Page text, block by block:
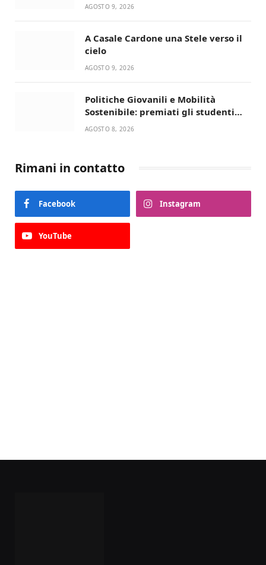
AGOSTO 9, 2026
A Casale Cardone una Stele verso il
cielo
AGOSTO 9, 2026
Politiche Giovanili e Mobilità
Sostenibile: premiati gli studenti
universitari del bando “La strada
AGOSTO 8, 2026
Rimani in contatto
Facebook Instagram
YouTube